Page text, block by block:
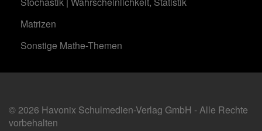
Matrizen
Sonstige Mathe-Themen
© 2026 Havonix Schulmedien-Verlag GmbH - Alle Rechte
vorbehalten